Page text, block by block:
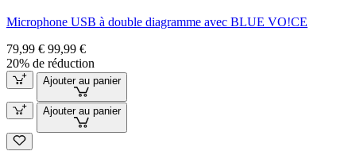
Microphone USB à double diagramme avec BLUE VO!CE
79,99 € 99,99 €
20% de réduction
Ajouter au panier
Ajouter au panier